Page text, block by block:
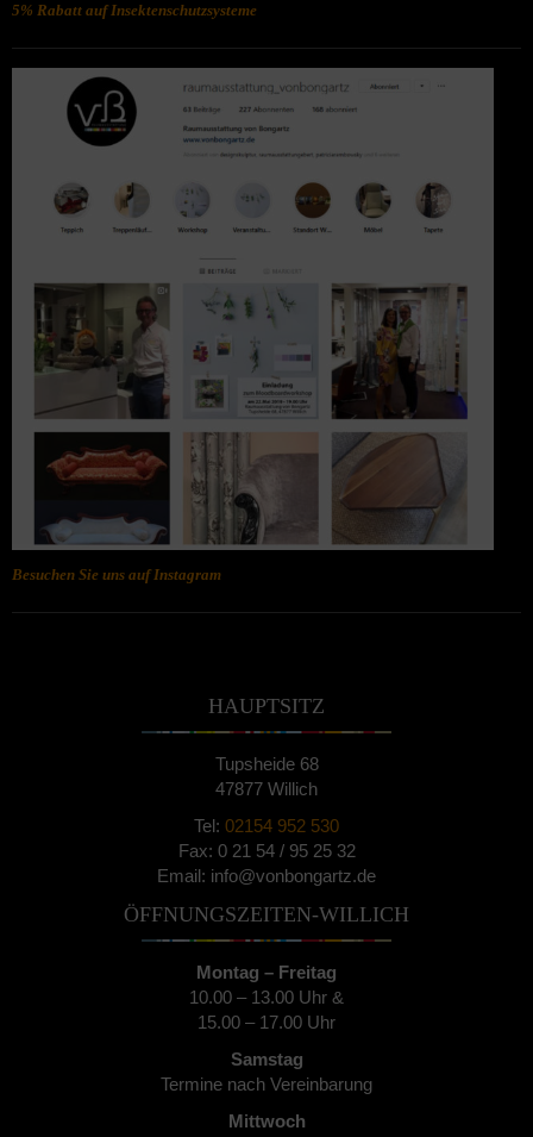
5% Rabatt auf Insektenschutzsysteme
Besuchen Sie uns auf Instagram
HAUPTSITZ
Tupsheide 68
47877 Willich
Tel: 02154 952 530
Fax: 0 21 54 / 95 25 32
Email: info@vonbongartz.de
ÖFFNUNGSZEITEN-WILLICH
Montag – Freitag
10.00 – 13.00 Uhr &
15.00 – 17.00 Uhr
Samstag
Termine nach Vereinbarung
Mittwoch